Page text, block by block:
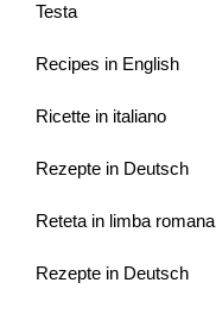
Testa
Recipes in English
Ricette in italiano
Rezepte in Deutsch
Reteta in limba romana
Rezepte in Deutsch